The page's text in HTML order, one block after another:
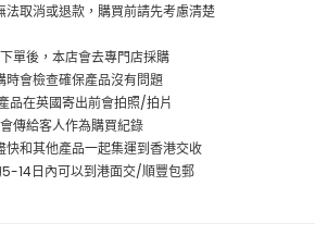
法取消或退款，購買前請先考慮清楚
單後，本店會去專門店採購
時會檢查確保產品沒有問題
品在英國寄出前會拍照/拍片
會傳給客人作為購買紀錄
快和其他產品一起集運到香港交收
14日內可以到港面交/順豐包郵